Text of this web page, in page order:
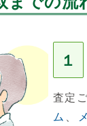
１
査定
ム